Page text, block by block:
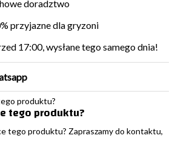
doradztwo
przyjazne dla gryzoni
17:00, wysłane tego samego dnia!
tego produktu?
tego produktu? Zapraszamy do kontaktu,